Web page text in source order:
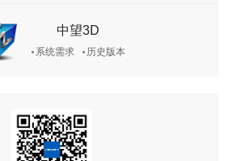
中望3D
系统需求 历史版本